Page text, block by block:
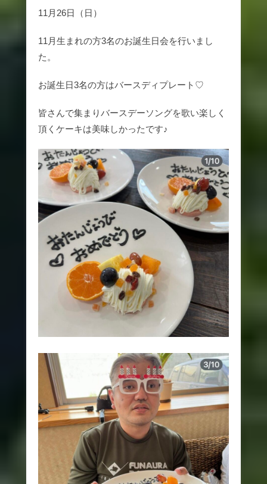
11月26日（日）
11月生まれの方3名のお誕生日会を行いまし
た。
お誕生日3名の方はバースディプレート♡
皆さんで集まりバースデーソングを歌い楽しく
頂くケーキは美味しかったです♪